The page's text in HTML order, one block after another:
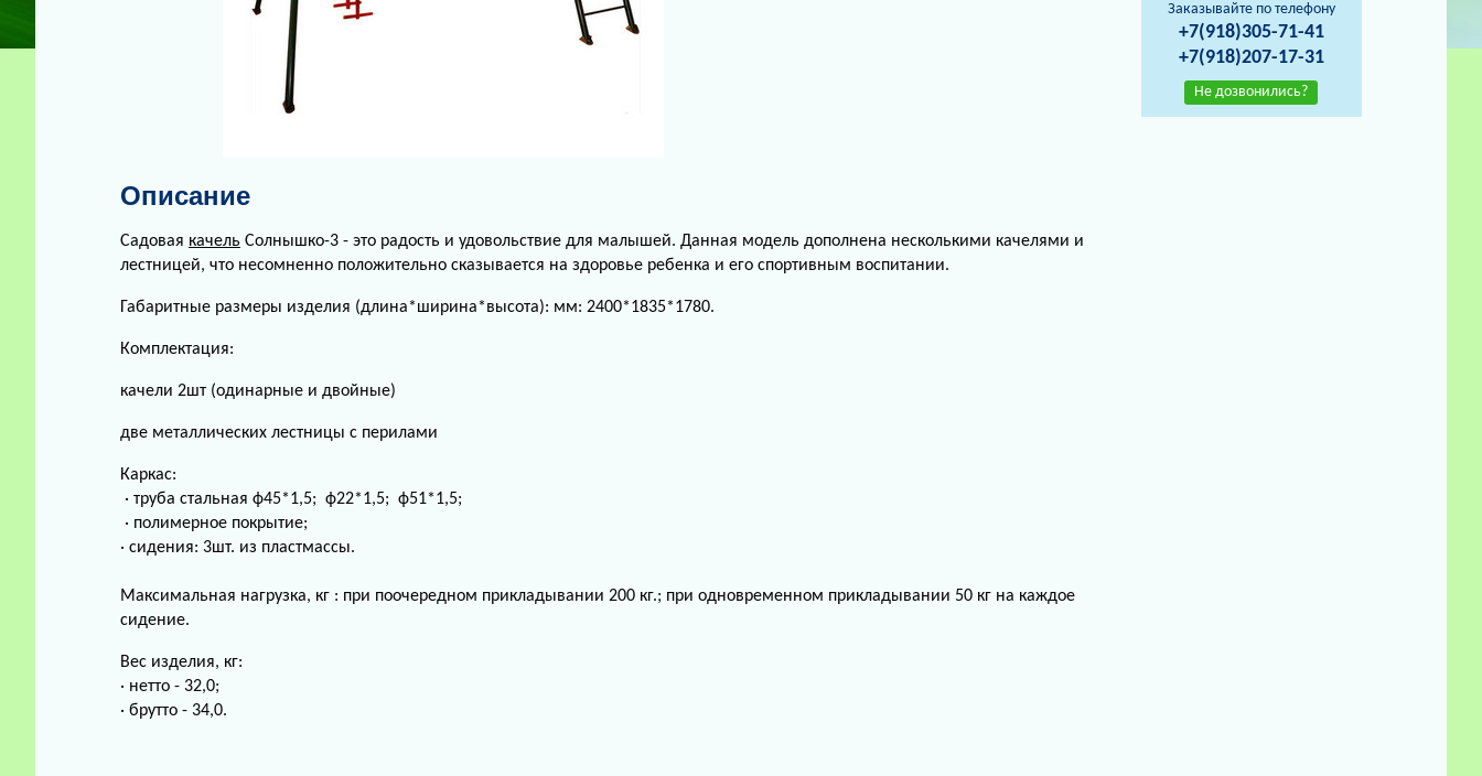
Описание
Cадовая качель Солнышко-3 - это радость и удовольствие для малышей. Данная модель дополнена несколькими качелями и
лестницей, что несомненно положительно сказывается на здоровье ребенка и его спортивным воспитании.
Габаритные размеры изделия (длина*ширина*высота): мм: 2400*1835*1780.
Комплектация:
качели 2шт (одинарные и двойные)
две металлических лестницы с перилами
Каркас:
· труба стальная ф45*1,5; ф22*1,5; ф51*1,5;
· полимерное покрытие;
· сидения: 3шт. из пластмассы.
Максимальная нагрузка, кг : при поочередном прикладывании 200 кг.; при одновременном прикладывании 50 кг на каждое
сидение.
Вес изделия, кг:
· нетто - 32,0;
· брутто - 34,0.
Заказывайте по телефону
+7(918)305-71-41
+7(918)207-17-31
Не дозвонились?